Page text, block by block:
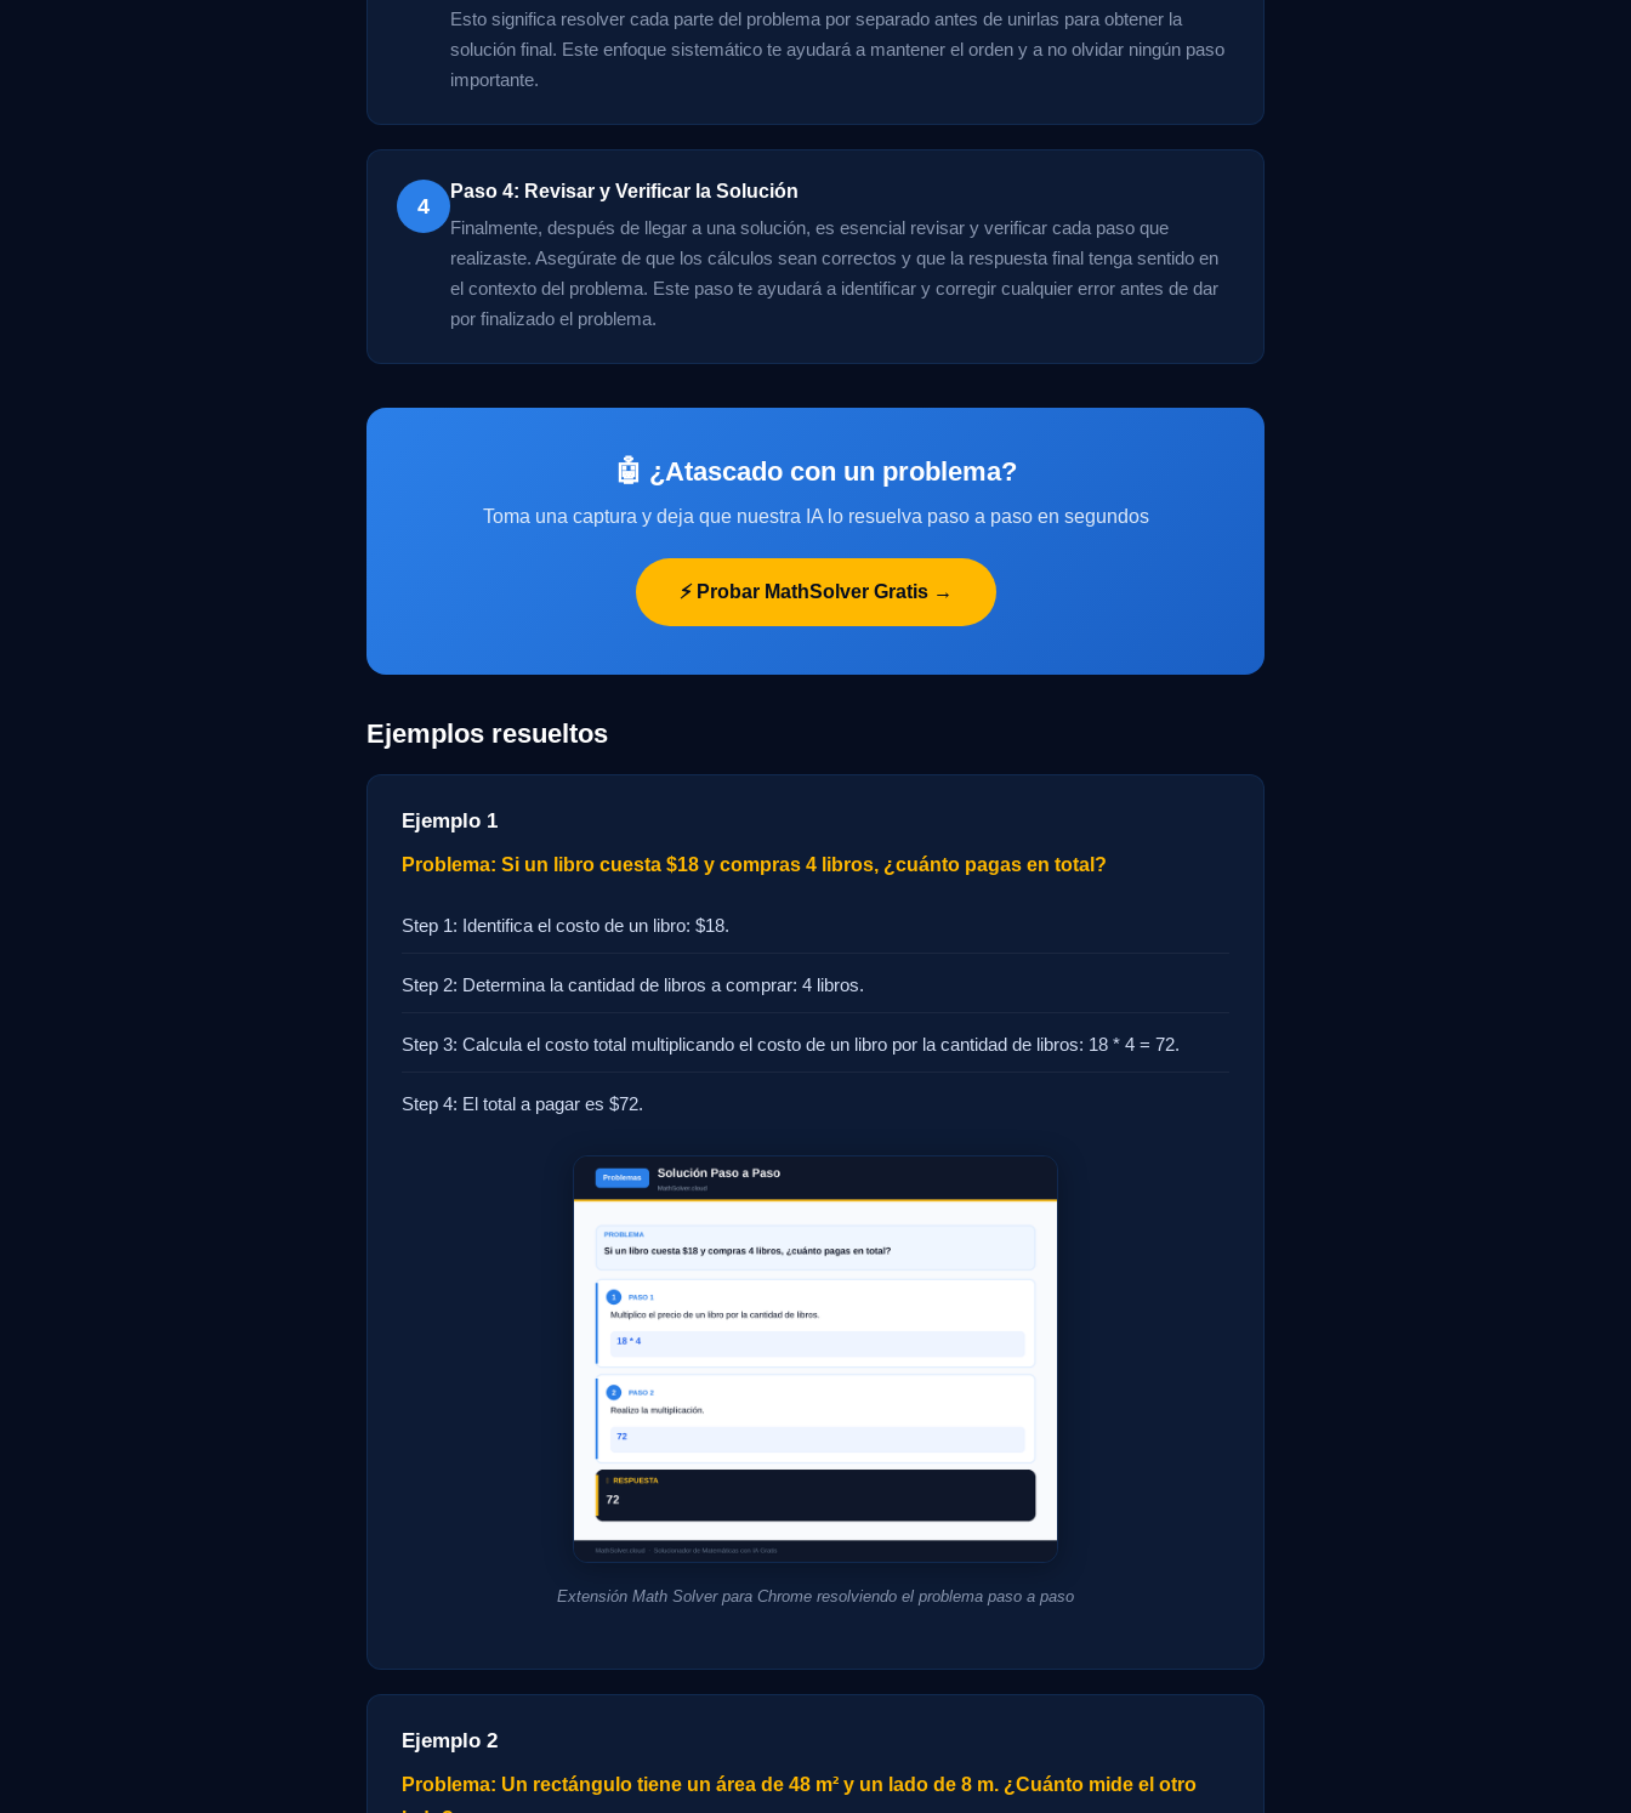
Esto significa resolver cada parte del problema por separado antes de unirlas para obtener la
solución final. Este enfoque sistemático te ayudará a mantener el orden y a no olvidar ningún paso
importante.
4
Paso 4: Revisar y Verificar la Solución
Finalmente, después de llegar a una solución, es esencial revisar y verificar cada paso que
realizaste. Asegúrate de que los cálculos sean correctos y que la respuesta final tenga sentido en
el contexto del problema. Este paso te ayudará a identificar y corregir cualquier error antes de dar
por finalizado el problema.
🤖 ¿Atascado con un problema?
Toma una captura y deja que nuestra IA lo resuelva paso a paso en segundos
⚡ Probar MathSolver Gratis →
Ejemplos resueltos
Ejemplo 1
Problema: Si un libro cuesta $18 y compras 4 libros, ¿cuánto pagas en total?
Step 1: Identifica el costo de un libro: $18.
Step 2: Determina la cantidad de libros a comprar: 4 libros.
Step 3: Calcula el costo total multiplicando el costo de un libro por la cantidad de libros: 18 * 4 = 72.
Step 4: El total a pagar es $72.
Extensión Math Solver para Chrome resolviendo el problema paso a paso
Ejemplo 2
Problema: Un rectángulo tiene un área de 48 m² y un lado de 8 m. ¿Cuánto mide el otro